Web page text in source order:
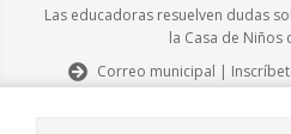
Las educadoras resuelven dudas
la Casa de Niños
Correo municipal |